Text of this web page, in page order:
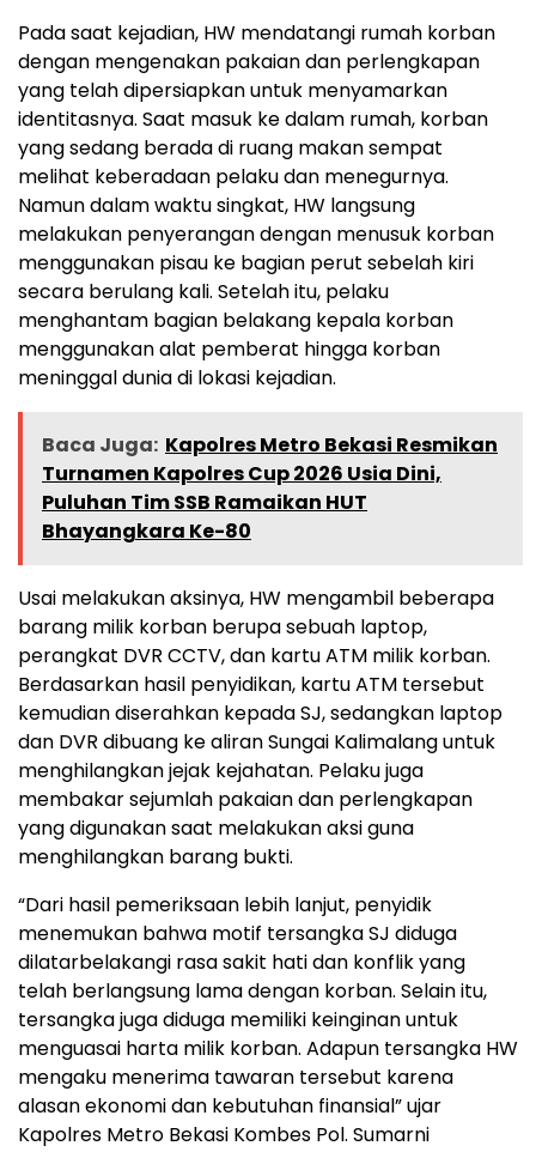
Pada saat kejadian, HW mendatangi rumah korban
dengan mengenakan pakaian dan perlengkapan
yang telah dipersiapkan untuk menyamarkan
identitasnya. Saat masuk ke dalam rumah, korban
yang sedang berada di ruang makan sempat
melihat keberadaan pelaku dan menegurnya.
Namun dalam waktu singkat, HW langsung
melakukan penyerangan dengan menusuk korban
menggunakan pisau ke bagian perut sebelah kiri
secara berulang kali. Setelah itu, pelaku
menghantam bagian belakang kepala korban
menggunakan alat pemberat hingga korban
meninggal dunia di lokasi kejadian.
Baca Juga: Kapolres Metro Bekasi Resmikan
Turnamen Kapolres Cup 2026 Usia Dini,
Puluhan Tim SSB Ramaikan HUT
Bhayangkara Ke-80
Usai melakukan aksinya, HW mengambil beberapa
barang milik korban berupa sebuah laptop,
perangkat DVR CCTV, dan kartu ATM milik korban.
Berdasarkan hasil penyidikan, kartu ATM tersebut
kemudian diserahkan kepada SJ, sedangkan laptop
dan DVR dibuang ke aliran Sungai Kalimalang untuk
menghilangkan jejak kejahatan. Pelaku juga
membakar sejumlah pakaian dan perlengkapan
yang digunakan saat melakukan aksi guna
menghilangkan barang bukti.
“Dari hasil pemeriksaan lebih lanjut, penyidik
menemukan bahwa motif tersangka SJ diduga
dilatarbelakangi rasa sakit hati dan konflik yang
telah berlangsung lama dengan korban. Selain itu,
tersangka juga diduga memiliki keinginan untuk
menguasai harta milik korban. Adapun tersangka HW
mengaku menerima tawaran tersebut karena
alasan ekonomi dan kebutuhan finansial” ujar
Kapolres Metro Bekasi Kombes Pol. Sumarni